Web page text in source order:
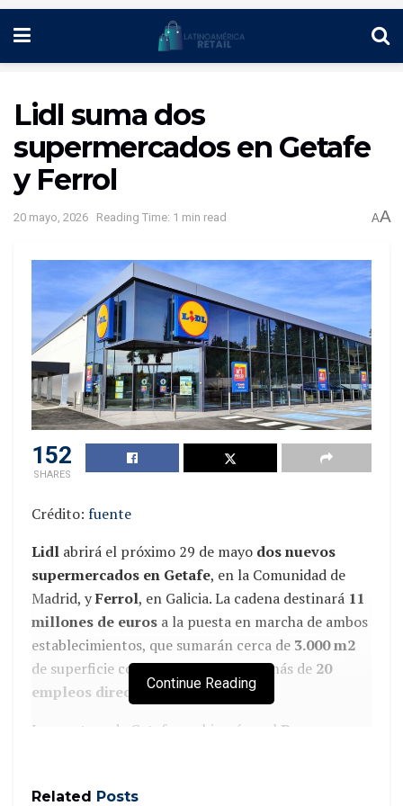
Lidl suma dos
supermercados en Getafe
y Ferrol
20 mayo, 2026 Reading Time: 1 min read AA
152
SHARES
Crédito: fuente
Lidl abrirá el próximo 29 de mayo dos nuevos
supermercados en Getafe, en la Comunidad de
Madrid, yFerrol, en Galicia. La cadena destinará 11
millones de euros a la puesta en marcha de ambos
establecimientos, que sumarán cerca de 3.000 m2
de superficie comercial y generarán más de 20
empleos directos.
La apertura de Getafe se ubicará en el Parque
de aparcamiento. Ese mismo día, la compañía abrirá
Continue Reading
Related Posts